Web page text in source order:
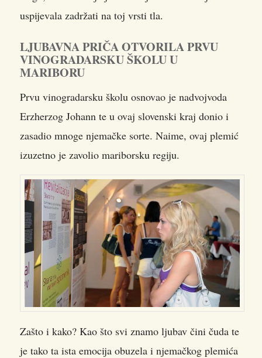
uspijevala zadržati na toj vrsti tla.
LJUBAVNA PRIČA OTVORILA PRVU
VINOGRADARSKU ŠKOLU U
MARIBORU
Prvu vinogradarsku školu osnovao je nadvojvoda
Erzherzog Johann te u ovaj slovenski kraj donio i
zasadio mnoge njemačke sorte. Naime, ovaj plemić
izuzetno je zavolio mariborsku regiju.
Zašto i kako? Kao što svi znamo ljubav čini čuda te
je tako ta ista emocija obuzela i njemačkog plemića